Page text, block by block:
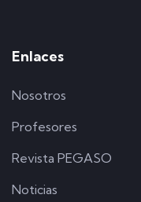
Enlaces
Nosotros
Profesores
Revista PEGASO
Noticias